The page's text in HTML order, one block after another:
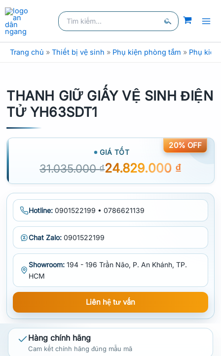
Nhảy
tới
nội
dung
Tìm
kiếm:
kiếm
Trang chủ » Thiết bị vệ sinh » Phụ kiện phòng tắm » Phụ kiện
THANH GIỮ GIẤY VỆ SINH ĐIỆN
TỬ YH63SDT1
GIÁ TỐT
31.035.000₫24.829.000 ₫
20% OFF
Hotline: 0901522199 • 0786621139
Chat Zalo: 0901522199
Showroom: 194 - 196 Trần Não, P. An Khánh, TP.
HCM
Liên hệ tư vấn
Hàng chính hãng
Cam kết chính hãng đúng mẫu mã